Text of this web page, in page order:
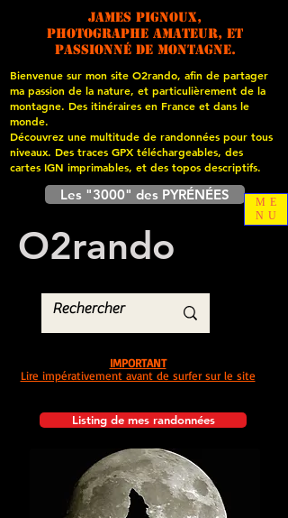
James PIGNOUX,
photographe amateur, et
passionné de montagne.
Bienvenue sur mon site O2rando, afin de partager
ma passion de la nature, et particulièrement de la
montagne. Des itinéraires en France et dans le
monde.
Découvrez une multitude de randonnées pour tous
niveaux. Des traces GPX téléchargeables, des
cartes IGN imprimables, et des topos descriptifs.
Les "3000" des PYRÉNÉES
O2rando
Listing de mes randonnées
IMPORTANT
Lire impérativement avant de surfer sur le site
ME
NU